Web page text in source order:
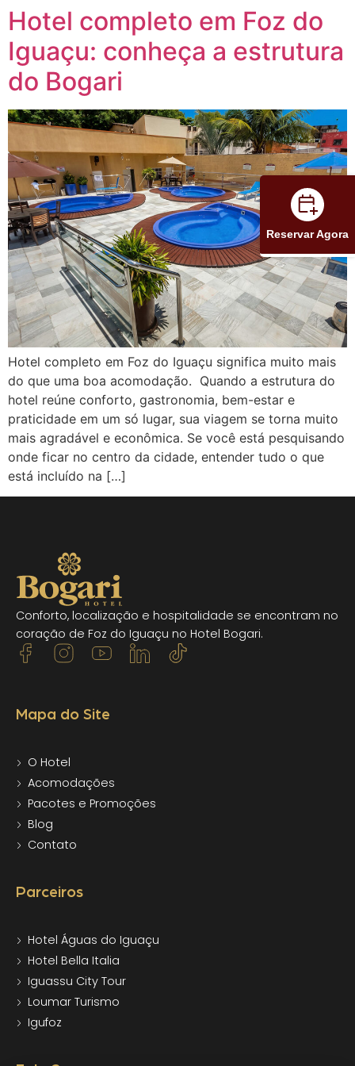
Hotel completo em Foz do
Iguaçu: conheça a estrutura
do Bogari
Hotel completo em Foz do Iguaçu significa muito mais
do que uma boa acomodação. Quando a estrutura do
hotel reúne conforto, gastronomia, bem-estar e
praticidade em um só lugar, sua viagem se torna muito
mais agradável e econômica. Se você está pesquisando
onde ficar no centro da cidade, entender tudo o que
está incluído na […]
Conforto, localização e hospitalidade se encontram no
coração de Foz do Iguaçu no Hotel Bogari.
Mapa do Site
O Hotel
Acomodações
Pacotes e Promoções
Blog
Contato
Parceiros
Hotel Águas do Iguaçu
Hotel Bella Italia
Iguassu City Tour
Loumar Turismo
Igufoz
Reservar Agora